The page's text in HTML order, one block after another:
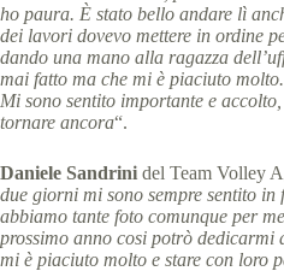
ho paura. È stato bello andare lì
dei lavori dovevo mettere in ordine
dando una mano alla ragazza
mai fatto ma che mi è piaciuto molto.
Mi sono sentito importante e
tornare ancora“.
Daniele Sandrini del Team Volley
due giorni mi sono sempre sentito
abbiamo tante foto comunque per
prossimo anno cosi potrò dedicarmi
mi è piaciuto molto e stare con loro